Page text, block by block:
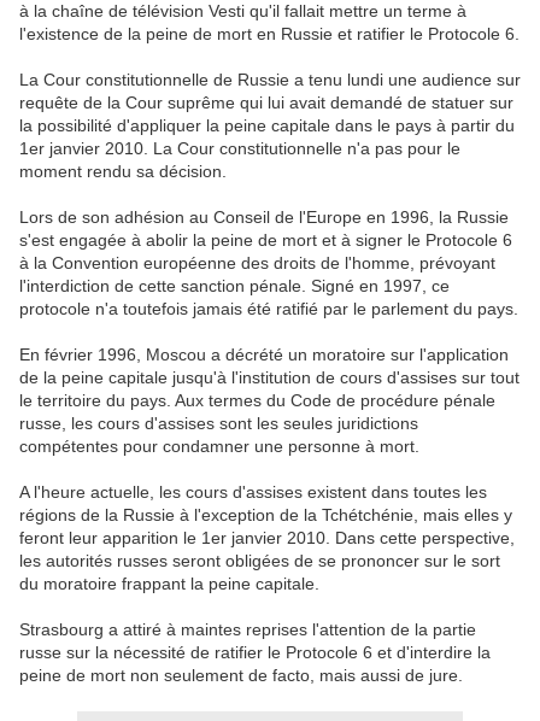
à la chaîne de télévision Vesti qu'il fallait mettre un terme à
l'existence de la peine de mort en Russie et ratifier le Protocole 6.
La Cour constitutionnelle de Russie a tenu lundi une audience sur
requête de la Cour suprême qui lui avait demandé de statuer sur
la possibilité d'appliquer la peine capitale dans le pays à partir du
1er janvier 2010. La Cour constitutionnelle n'a pas pour le
moment rendu sa décision.
Lors de son adhésion au Conseil de l'Europe en 1996, la Russie
s'est engagée à abolir la peine de mort et à signer le Protocole 6
à la Convention européenne des droits de l'homme, prévoyant
l'interdiction de cette sanction pénale. Signé en 1997, ce
protocole n'a toutefois jamais été ratifié par le parlement du pays.
En février 1996, Moscou a décrété un moratoire sur l'application
de la peine capitale jusqu'à l'institution de cours d'assises sur tout
le territoire du pays. Aux termes du Code de procédure pénale
russe, les cours d'assises sont les seules juridictions
compétentes pour condamner une personne à mort.
A l'heure actuelle, les cours d'assises existent dans toutes les
régions de la Russie à l'exception de la Tchétchénie, mais elles y
feront leur apparition le 1er janvier 2010. Dans cette perspective,
les autorités russes seront obligées de se prononcer sur le sort
du moratoire frappant la peine capitale.
Strasbourg a attiré à maintes reprises l'attention de la partie
russe sur la nécessité de ratifier le Protocole 6 et d'interdire la
peine de mort non seulement de facto, mais aussi de jure.